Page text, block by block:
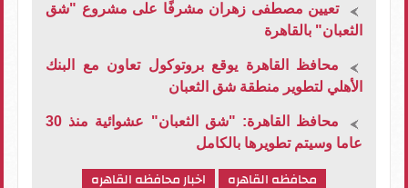
تعيين مصطفى زهران مشرفًا على مشروع "شق
الثعبان" بالقاهرة
محافظ القاهرة يوقع بروتوكول تعاون مع البنك
الأهلي لتطوير منطقة شق الثعبان
محافظ القاهرة: "شق الثعبان" عشوائية منذ 30
عاما وسيتم تطويرها بالكامل
محافظه القاهره اخبار محافظه القاهره